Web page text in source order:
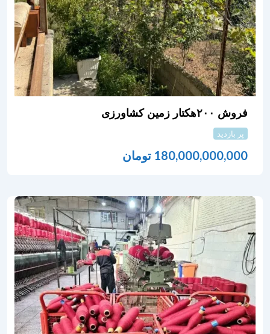
فروش ۲۰۰هکتار زمین کشاورزی
پر بازدید
180,000,000,000 تومان